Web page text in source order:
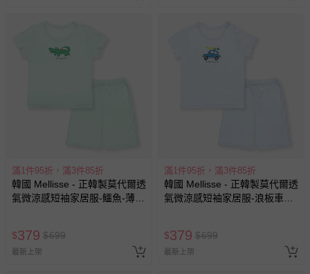
滿1件95折，滿3件85折
韓國 Mellisse - 正韓製莫代爾透
氣微涼感短袖家居服-鱷魚-薄荷
$379 $699
最新上架
滿1件95折，滿3件85折
韓國 Mellisse - 正韓製莫代爾透
氣微涼感短袖家居服-浪板車車-
$379 $699
最新上架